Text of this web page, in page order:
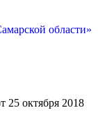
области»
октября 2018